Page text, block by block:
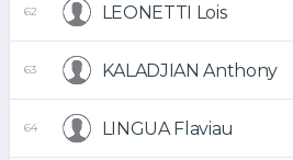
62 LEONETTI Lois
63 KALADJIAN Anthony
64 LINGUA Flaviau